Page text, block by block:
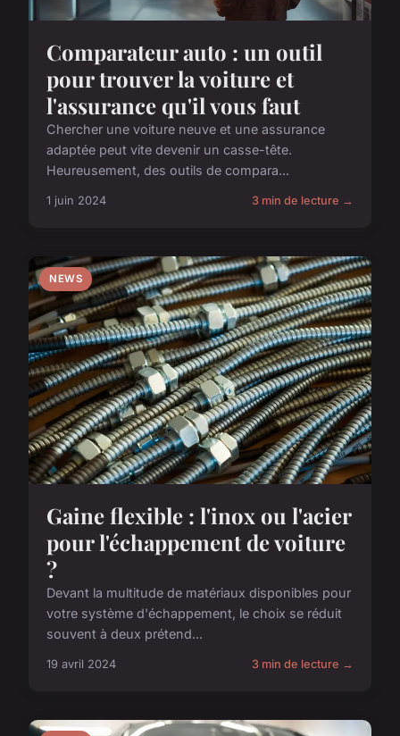
Comparateur auto : un outil
pour trouver la voiture et
l'assurance qu'il vous faut
Chercher une voiture neuve et une assurance
adaptée peut vite devenir un casse-tête.
Heureusement, des outils de compara...
1 juin 2024 3 min de lecture →
NEWS
Gaine flexible : l'inox ou l'acier
pour l'échappement de voiture
?
Devant la multitude de matériaux disponibles pour
votre système d'échappement, le choix se réduit
souvent à deux prétend...
19 avril 2024 3 min de lecture →